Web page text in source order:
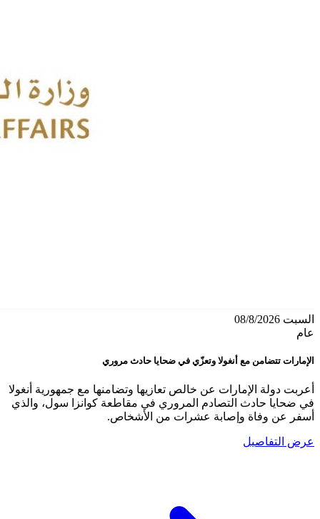
السبت 08/8/2026
عام
الإمارات تتضامن مع أنغولا وتعزّي في ضحايا حادث مروري
أعربت دولة الإمارات عن خالص تعازيها وتضامنها مع جمهورية أنغولا
في ضحايا حادث التصادم المروري في مقاطعة كوانزا سول، والذي
أسفر عن وفاة وإصابة عشرات من الأشخاص.
عرض التفاصيل